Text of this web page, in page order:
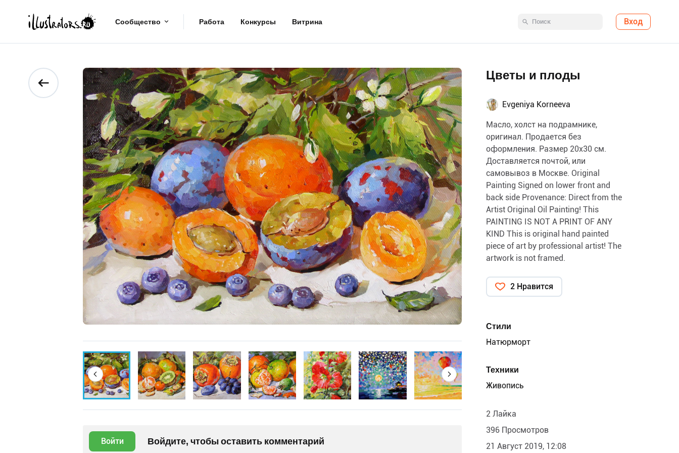
Сообщество Работа Конкурсы Витрина Вход
Войти Войдите, чтобы оставить комментарий
Цветы и плоды
Evgeniya Korneeva
Масло, холст на подрамнике,
оригинал. Продается без
оформления. Размер 20х30 см.
Доставляется почтой, или
самовывоз в Москве. Original
Painting Signed on lower front and
back side Provenance: Direct from the
Artist Original Oil Painting! This
PAINTING IS NOT A PRINT OF ANY
KIND This is original hand painted
piece of art by professional artist! The
artwork is not framed.
2 Нравится
Стили
Натюрморт
Техники
Живопись
2 Лайка
396 Просмотров
21 Август 2019, 12:08